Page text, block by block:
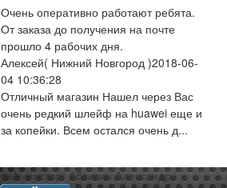
Очень оперативно работают ребята.
От заказа до получения на почте
прошло 4 рабочих дня.
Алексей( Нижний Новгород )2018-06-
04 10:36:28
Отличный магазин Нашел через Вас
очень редкий шлейф на huawei еще и
за копейки. Всем остался очень д...
web-мастер:Аблизин Александр